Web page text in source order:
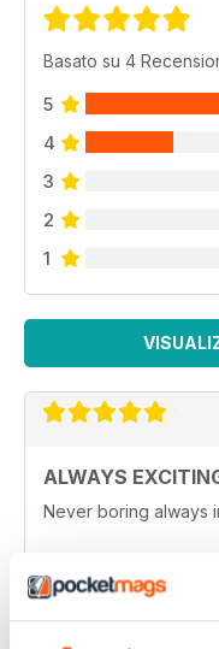
Basato su 4
5
4
3
2
1
ALWAYS
Never boring always